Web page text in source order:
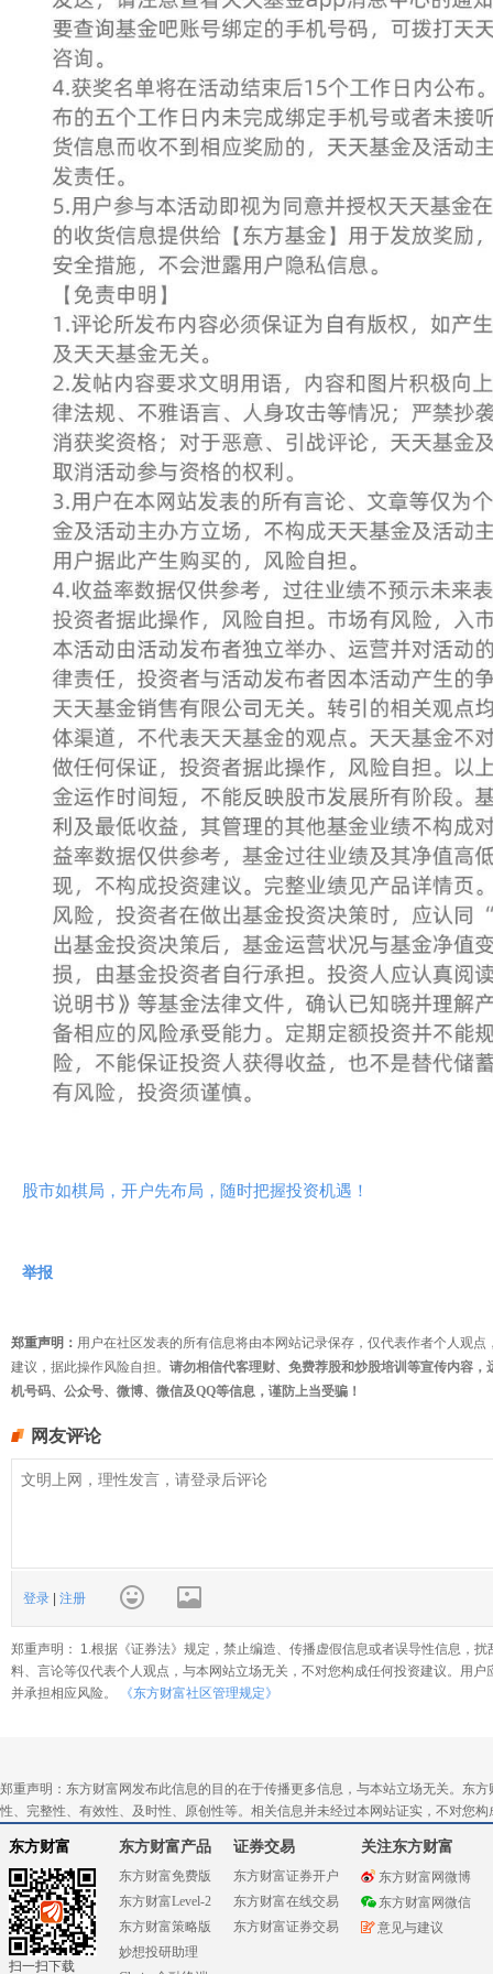
股市如棋局，开户先布局，随时把握投资机遇！
举报
郑重声明： 用户在社区发表的所有信息将由本网站记录保存，仅代表作者个人观
建议，据此操作风险自担。 请勿相信代客理财、免费荐股和炒股培训等宣传内容
机号码、公众号、微博、微信及QQ等信息，谨防上当受骗！
网友评论
登录 | 注册
郑重声明： 1.根据《证券法》规定，禁止编造、传播虚假信息或者误导性信息，
料、言论等仅代表个人观点，与本网站立场无关，不对您构成任何投资建议。用
并承担相应风险。
《东方财富社区管理规定》
郑重声明：东方财富网发布此信息的目的在于传播更多信息，与本站立场无关。东
性、完整性、有效性、及时性、原创性等。相关信息并未经过本网站证实，不对您
东方财富
扫一扫下载
东方财富产品
东方财富免费版
东方财富Level-2
东方财富策略版
妙想投研助理
证券交易
东方财富证券开户
东方财富在线交易
东方财富证券交易
关注东方财富
东方财富网微博
东方财富网微信
意见与建议